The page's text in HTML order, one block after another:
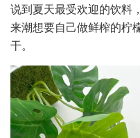
说到夏天最受欢迎的饮料
来潮想要自己做鲜榨的柠
干。